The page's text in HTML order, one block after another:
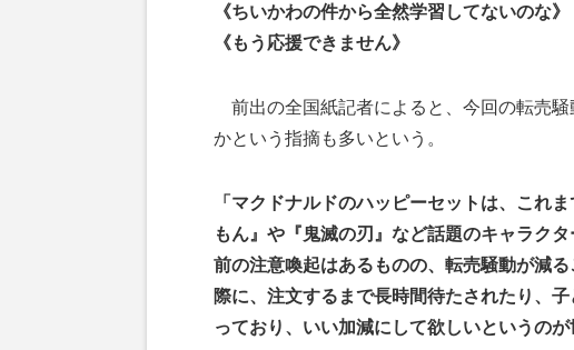
《ちいかわの件から全然学習してないのな》
《もう応援できません》
前出の全国紙記者によると、今回の転売
かという指摘も多いという。
「マクドナルドのハッピーセットは、これ
もん』や『鬼滅の刃』など話題のキャラク
前の注意喚起はあるものの、転売騒動が減
際に、注文するまで長時間待たされたり、
っており、いい加減にして欲しいというのが